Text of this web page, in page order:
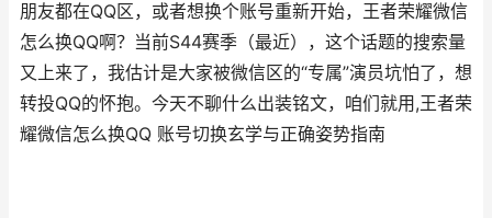
朋友都在QQ区，或者想换个账号重新开始，王者荣耀微信
怎么换QQ啊？当前S44赛季（最近），这个话题的搜索量
又上来了，我估计是大家被微信区的“专属”演员坑怕了，想
转投QQ的怀抱。今天不聊什么出装铭文，咱们就用,王者荣
耀微信怎么换QQ 账号切换玄学与正确姿势指南